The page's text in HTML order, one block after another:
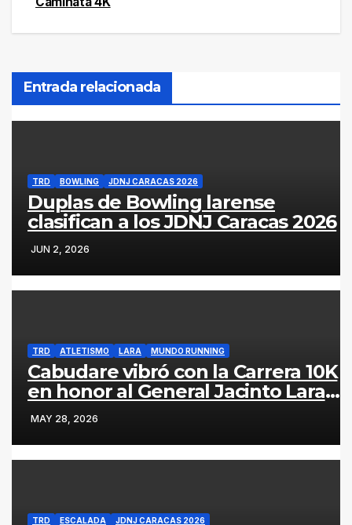
entradas
Entrada relacionada
TRD BOWLING JDNJ CARACAS 2026
Duplas de Bowling larense
clasifican a los JDNJ Caracas 2026
JUN 2, 2026
TRD ATLETISMO LARA MUNDO RUNNING
Cabudare vibró con la Carrera 10K
en honor al General Jacinto Lara
(Galería y Resultados)
MAY 28, 2026
TRD ESCALADA JDNJ CARACAS 2026